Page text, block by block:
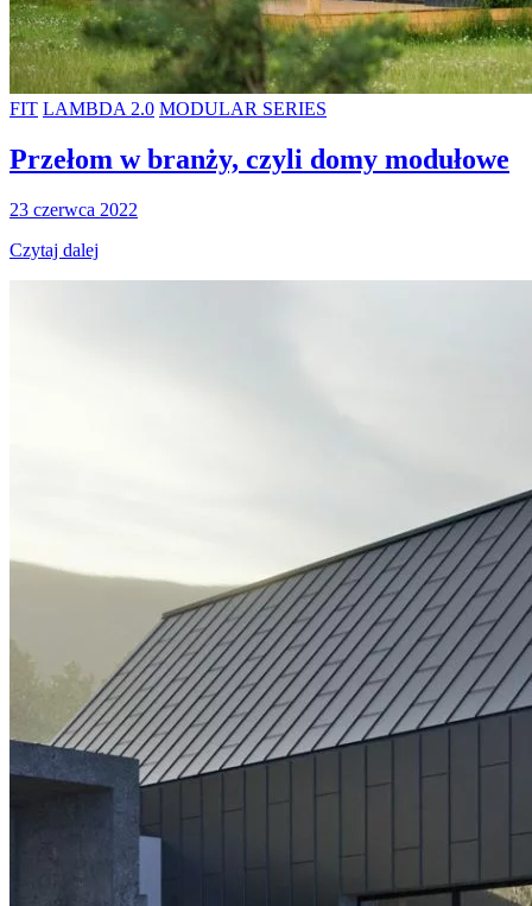
FIT LAMBDA 2.0 MODULAR SERIES
Przełom w branży, czyli domy modułowe
23 czerwca 2022
Czytaj dalej